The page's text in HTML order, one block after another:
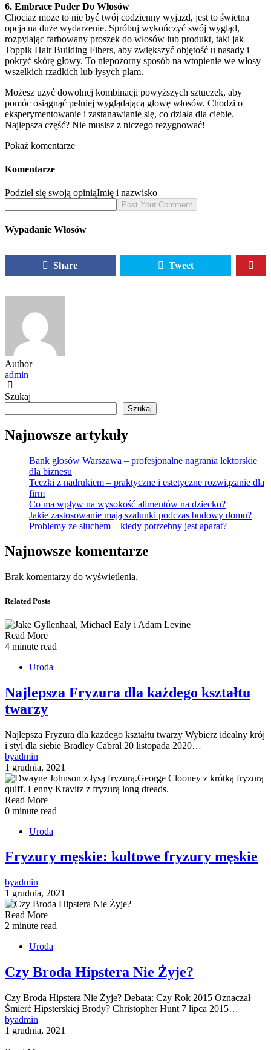
6. Embrace Puder Do Włosów
Chociaż może to nie być twój codzienny wyjazd, jest to świetna
opcja na duże wydarzenie. Spróbuj wykończyć swój wygląd,
rozpylając farbowany proszek do włosów lub produkt, taki jak
Toppik Hair Building Fibers, aby zwiększyć objętość u nasady i
pokryć skórę głowy. To niepozorny sposób na wtopienie we włosy
wszelkich rzadkich lub łysych plam.
Możesz użyć dowolnej kombinacji powyższych sztuczek, aby
pomóc osiągnąć pełniej wyglądającą głowę włosów. Chodzi o
eksperymentowanie i zastanawianie się, co działa dla ciebie.
Najlepsza część? Nie musisz z niczego rezygnować!
Pokaż komentarze
Komentarze
Podziel się swoją opiniąImię i nazwisko
Wypadanie Włosów
Share Tweet
Author
admin
Szukaj
Szukaj
Najnowsze artykuły
Bank głosów Warszawa – profesjonalne nagrania lektorskie
dla biznesu
Teczki z nadrukiem – praktyczne i estetyczne rozwiązanie dla
firm
Co ma wpływ na wysokość alimentów na dziecko?
Jakie zastosowanie mają szalunki podczas budowy domu?
Problemy ze słuchem – kiedy potrzebny jest aparat?
Najnowsze komentarze
Brak komentarzy do wyświetlenia.
Related Posts
Read More
4 minute read
Uroda
Najlepsza Fryzura dla każdego kształtu
twarzy
Najlepsza Fryzura dla każdego kształtu twarzy Wybierz idealny krój
i styl dla siebie Bradley Cabral 20 listopada 2020…
byadmin
1 grudnia, 2021
Read More
0 minute read
Uroda
Fryzury męskie: kultowe fryzury męskie
byadmin
1 grudnia, 2021
Read More
2 minute read
Uroda
Czy Broda Hipstera Nie Żyje?
Czy Broda Hipstera Nie Żyje? Debata: Czy Rok 2015 Oznaczał
Śmierć Hipsterskiej Brody? Christopher Hunt 7 lipca 2015…
byadmin
1 grudnia, 2021